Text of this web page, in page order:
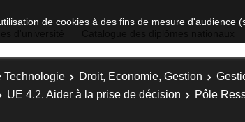
de cookies à des fins de mesure d'audience
Technologie Droit, Economie, Gestion
UE 4.2. Aider à la prise de décision Pôle